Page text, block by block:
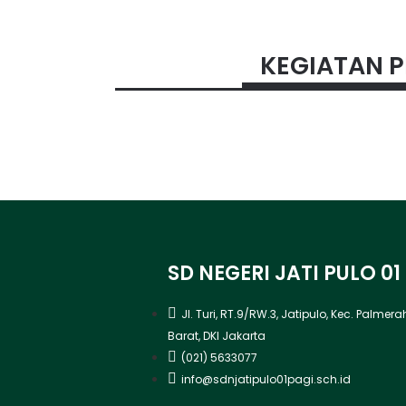
KEGIATAN
SD NEGERI JATI PULO
Jl. Turi, RT.9/RW.3, Jatipulo, Kec.
Barat, DKI Jakarta
(021) 5633077
info@sdnjatipulo01pagi.sch.id